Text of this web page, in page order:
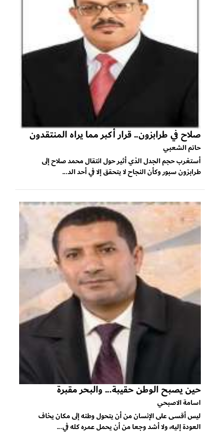
صلاح في طرابزون.. قرار أكبر مما يراه المنتقدون
حاتم الشعبي
أستغرب حجم الجدل الذي أثير حول انتقال محمد صلاح إلى
طرابزون سبور وكأن النجاح لا يتحقق إلا في أحد الد...
حين يصبح الوطن حقيبة... والبحر مقبرة
اسامة الاصبحي
ليس أقسى على الإنسان من أن يتحول وطنه إلى مكان يخاف
العودة إليه، ولا أشد وجعا من أن يحمل عمره كله في...